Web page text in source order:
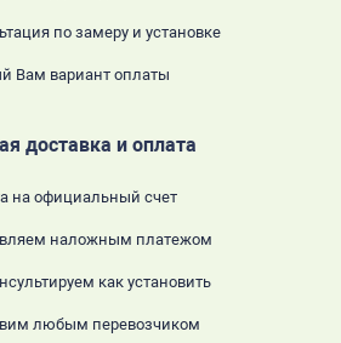
по замеру и установке
Вам вариант оплаты
доставка и оплата
на официальный счет
наложным платежом
как установить
любым перевозчиком